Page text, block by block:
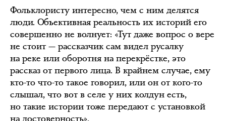
Фольклористу интересно, чем с ним делятся
люди. Объективная реальность их историй его
совершенно не волнует: «Тут даже вопрос о вере
не стоит — рассказчик сам видел русалку
на реке или оборотня на перекрёстке, это
рассказ от первого лица. В крайнем случае, ему
кто-то что-то такое говорил, или он от кого-то
слышал, что вот в селе у них колдун есть,
но такие истории тоже передают с установкой
на достоверность».